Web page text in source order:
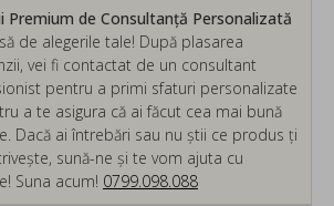
Premium de Consultanță Personalizată
de alegerile tale! După plasarea
vei fi contactat de un consultant
pentru a primi sfaturi personalizate
a te asigura că ai făcut cea mai bună
Dacă ai întrebări sau nu știi ce produs ți
sună-ne și te vom ajuta cu
Suna acum! 0799.098.088